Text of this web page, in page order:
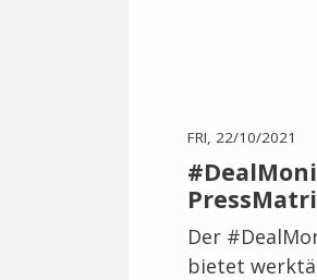
FRI, 22/10/2021
Der
bietet